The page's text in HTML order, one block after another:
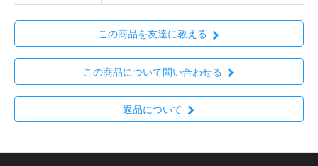
この商品を友達に教える
この商品について問い合わせる
返品について